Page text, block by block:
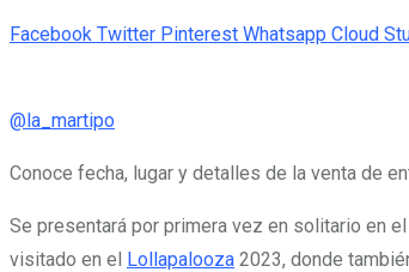
Facebook Twitter Pinterest Whatsapp Cloud
@la_martipo
Conoce fecha, lugar y detalles de la venta de
Se presentará por primera vez en solitario en
visitado en el Lollapalooza 2023, donde